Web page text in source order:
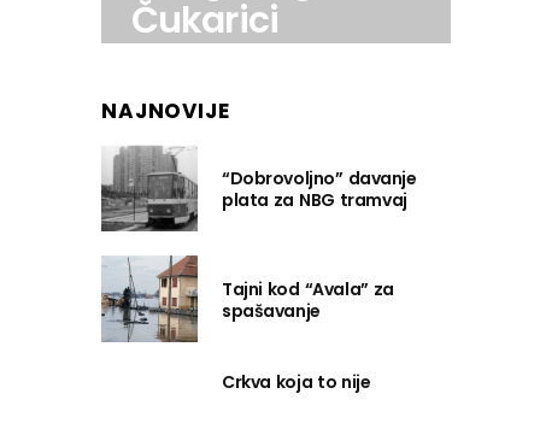
Čukarici
NAJNOVIJE
“Dobrovoljno” davanje
plata za NBG tramvaj
Tajni kod “Avala” za
spašavanje
Crkva koja to nije